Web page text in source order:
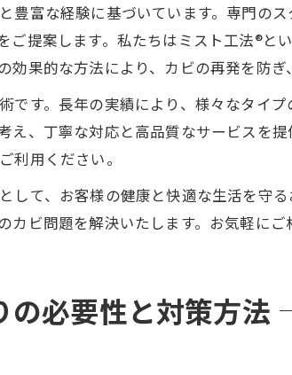
豊富な経験に基づいています。専門の
ご提案します。私たちはミスト工法®
果的な方法により、カビの再発を防ぎ
です。長年の実績により、様々なタイ
え、丁寧な対応と高品質なサービスを
利用ください。
して、お客様の健康と快適な生活を守
ビ問題を解決いたします。お気軽にご
の必要性と対策方法